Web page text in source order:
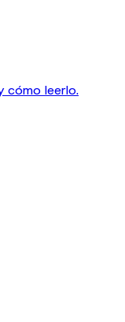
cómo leerlo.